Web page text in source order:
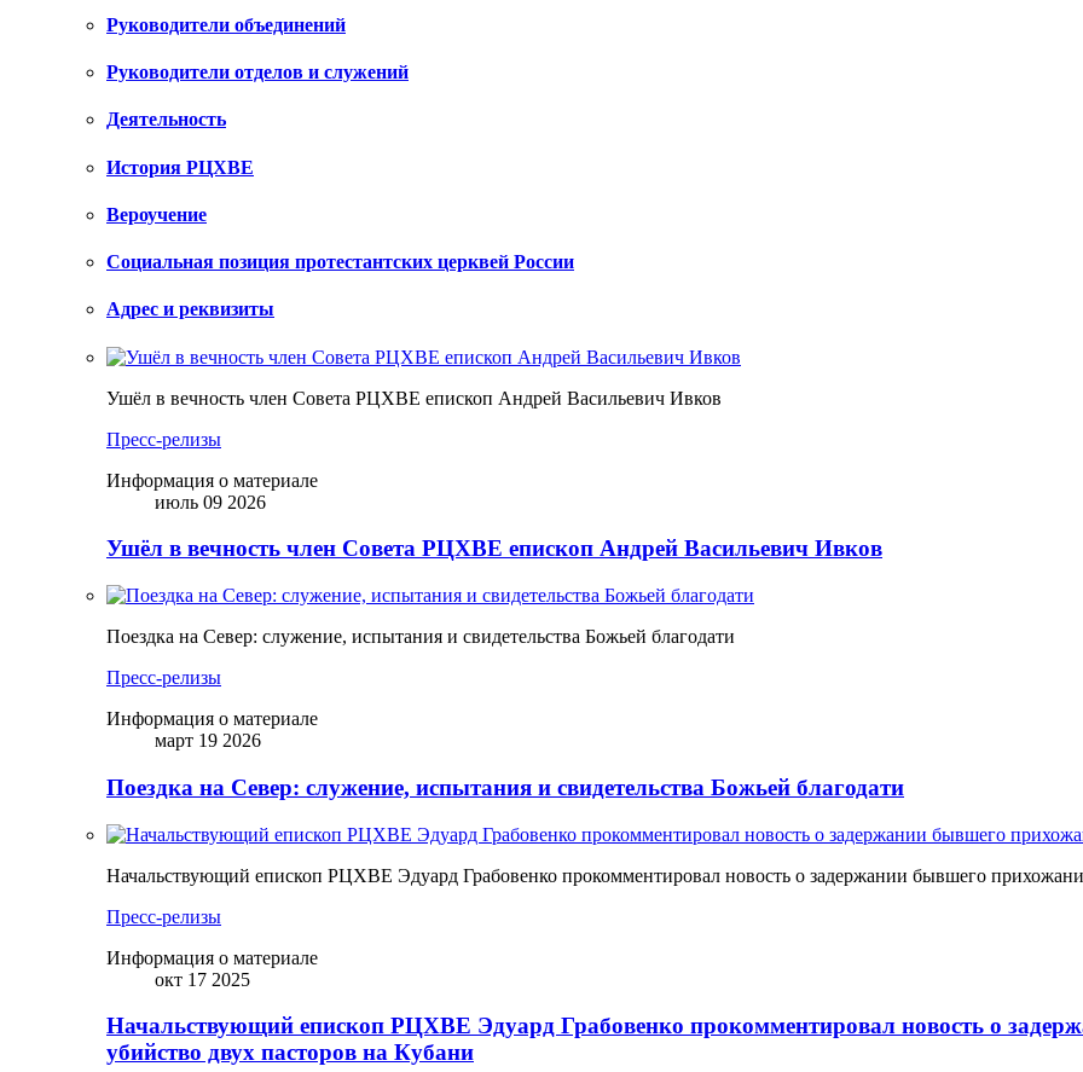
Руководители объединений
Руководители отделов и служений
Деятельность
История РЦХВЕ
Вероучение
Социальная позиция протестантских церквей России
Адрес и реквизиты
Ушёл в вечность член Совета РЦХВЕ епископ Андрей Васильевич Ивков
Пресс-релизы
Информация о материале
июль 09 2026
Ушёл в вечность член Совета РЦХВЕ епископ Андрей Васильевич Ивков
Поездка на Север: служение, испытания и свидетельства Божьей благодати
Пресс-релизы
Информация о материале
март 19 2026
Поездка на Север: служение, испытания и свидетельства Божьей благодати
Начальствующий епископ РЦХВЕ Эдуард Грабовенко прокомментировал новость о задержании бывшего
Пресс-релизы
Информация о материале
окт 17 2025
Начальствующий епископ РЦХВЕ Эдуард Грабовенко прокомментировал новость о
убийство двух пасторов на Кубани